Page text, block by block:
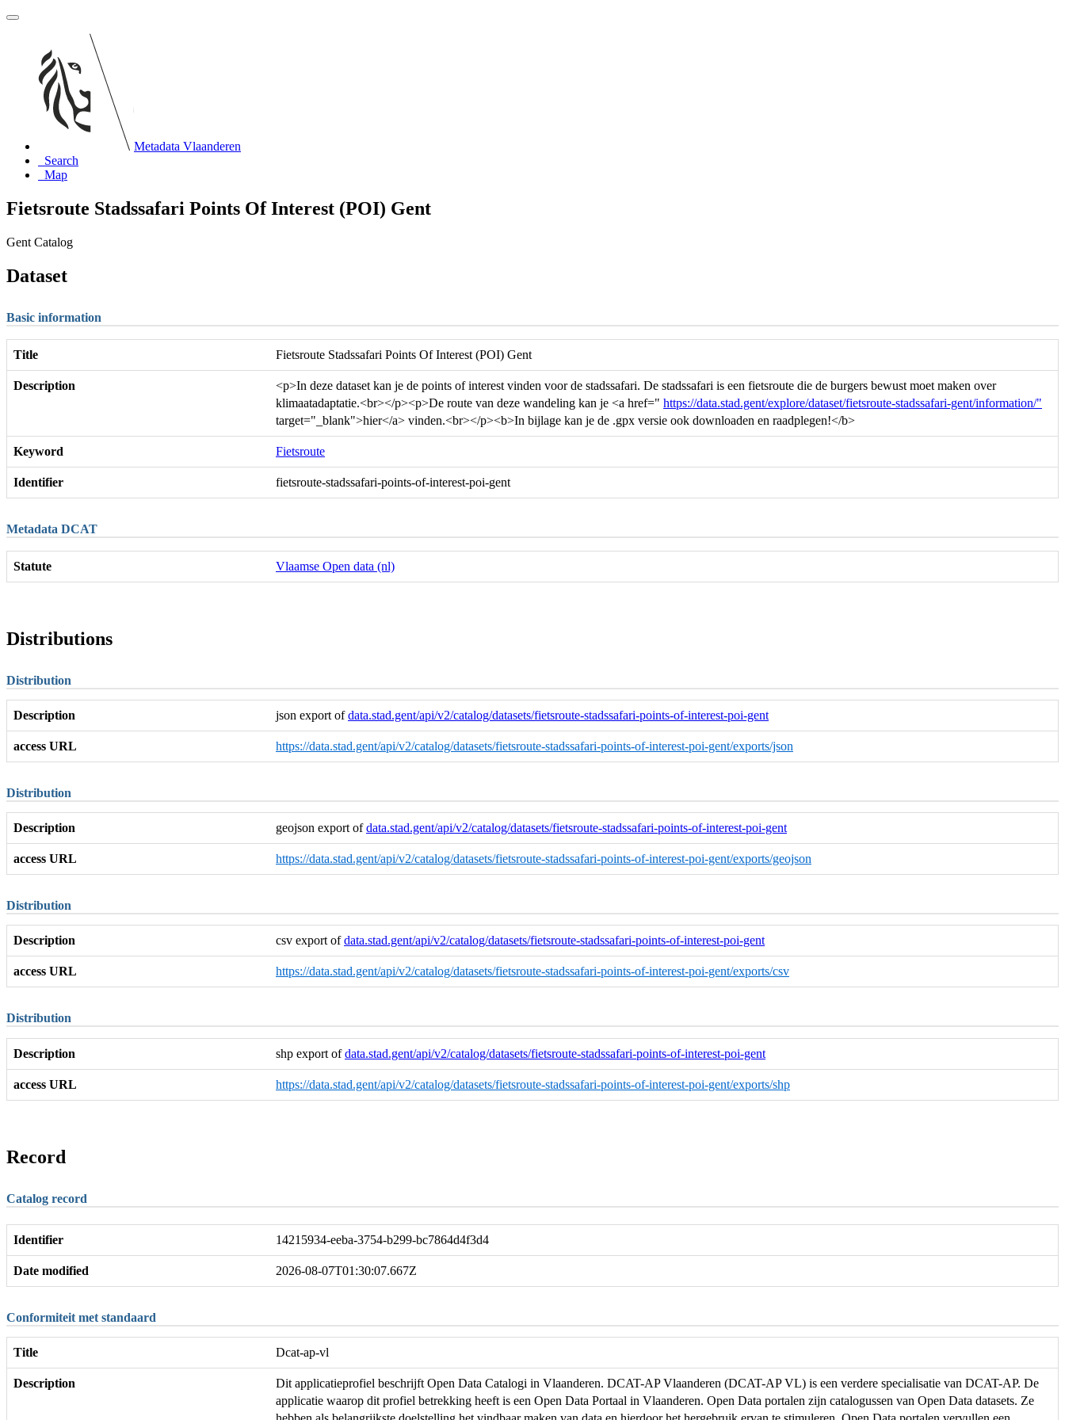
Metadata Vlaanderen
Search
Map
Fietsroute Stadssafari Points Of Interest (POI) Gent
Gent Catalog
Dataset
Basic information
Title Fietsroute Stadssafari Points Of Interest (POI) Gent
Description
<p>In deze dataset kan je de points of interest vinden voor de stadssafari. De stadssafari is een fietsroute die de burgers bewust moet maken over
klimaatadaptatie.<br></p><p>De route van deze wandeling kan je <a href=" https://data.stad.gent/explore/dataset/fietsroute-stadssafari-gent/information/"
target="_blank">hier</a> vinden.<br></p><b>In bijlage kan je de .gpx versie ook downloaden en raadplegen!</b>
Keyword Fietsroute
Identifier fietsroute-stadssafari-points-of-interest-poi-gent
Metadata DCAT
Statute Vlaamse Open data (nl)
Distributions
Distribution
Description json export ofdata.stad.gent/api/v2/catalog/datasets/fietsroute-stadssafari-points-of-interest-poi-gent
access URL https://data.stad.gent/api/v2/catalog/datasets/fietsroute-stadssafari-points-of-interest-poi-gent/exports/json
Distribution
Description geojson export ofdata.stad.gent/api/v2/catalog/datasets/fietsroute-stadssafari-points-of-interest-poi-gent
access URL https://data.stad.gent/api/v2/catalog/datasets/fietsroute-stadssafari-points-of-interest-poi-gent/exports/geojson
Distribution
Description csv export ofdata.stad.gent/api/v2/catalog/datasets/fietsroute-stadssafari-points-of-interest-poi-gent
access URL https://data.stad.gent/api/v2/catalog/datasets/fietsroute-stadssafari-points-of-interest-poi-gent/exports/csv
Distribution
Description shp export ofdata.stad.gent/api/v2/catalog/datasets/fietsroute-stadssafari-points-of-interest-poi-gent
access URL https://data.stad.gent/api/v2/catalog/datasets/fietsroute-stadssafari-points-of-interest-poi-gent/exports/shp
Record
Catalog record
Identifier 14215934-eeba-3754-b299-bc7864d4f3d4
Date modified 2026-08-07T01:30:07.667Z
Conformiteit met standaard
Title Dcat-ap-vl
Description
Dit applicatieprofiel beschrijft Open Data Catalogi in Vlaanderen. DCAT-AP Vlaanderen (DCAT-AP VL) is een verdere specialisatie van DCAT-AP. De
applicatie waarop dit profiel betrekking heeft is een Open Data Portaal in Vlaanderen. Open Data portalen zijn catalogussen van Open Data datasets. Ze